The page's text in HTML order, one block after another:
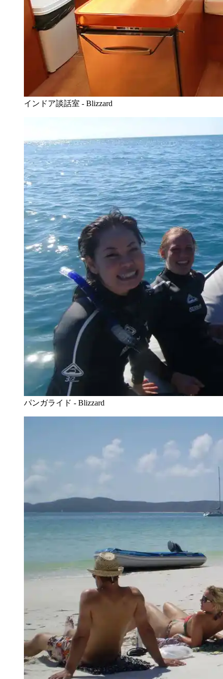
インドア談話室 - Blizzard
パンガライド - Blizzard